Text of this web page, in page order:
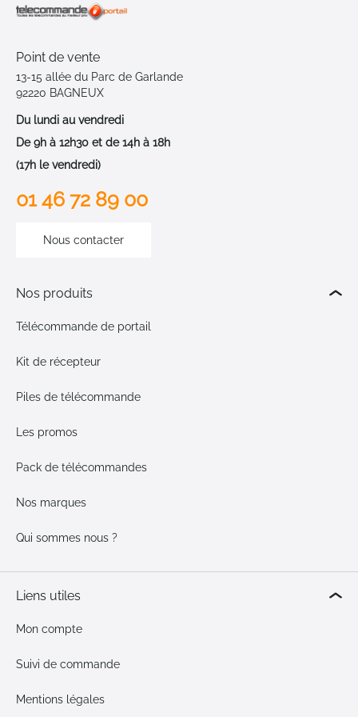
Point de vente
13-15 allée du Parc de Garlande
92220 BAGNEUX
Du lundi au vendredi
De 9h à 12h30 et de 14h à 18h
(17h le vendredi)
01 46 72 89 00
Nous contacter
Nos produits
Télécommande de portail
Kit de récepteur
Piles de télécommande
Les promos
Pack de télécommandes
Nos marques
Qui sommes nous ?
Liens utiles
Mon compte
Suivi de commande
Mentions légales